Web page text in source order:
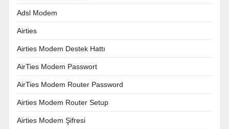
Adsl Modem
Airties
Airties Modem Destek Hattı
AirTies Modem Passwort
AirTies Modem Router Password
Airties Modem Router Setup
Airties Modem Şifresi